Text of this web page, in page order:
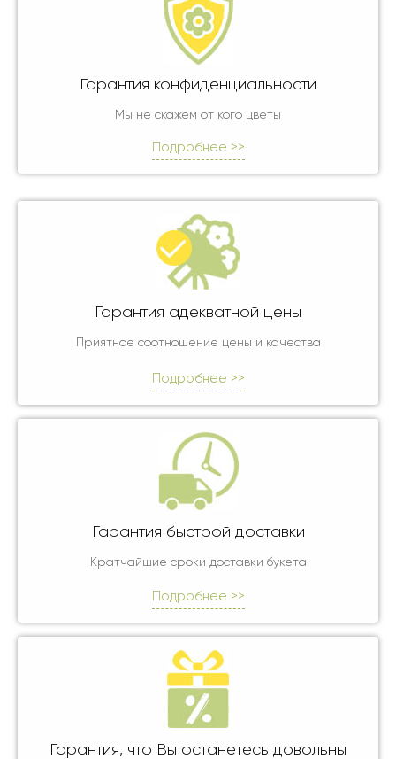
Гарантия конфиденциальности
Мы не скажем от кого цветы
Подробнее >>
Гарантия адекватной цены
Приятное соотношение цены и качества
Подробнее >>
Гарантия быстрой доставки
Кратчайшие сроки доставки букета
Подробнее >>
Гарантия, что Вы останетесь довольны